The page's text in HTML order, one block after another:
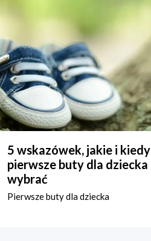
5 wskazówek, jakie i kiedy
pierwsze buty dla dziecka
wybrać
Pierwsze buty dla dziecka